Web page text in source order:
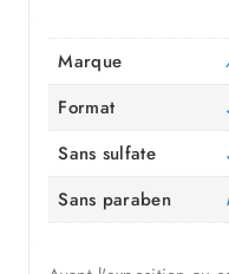
Marque
Format
Sans sulfate
Sans paraben